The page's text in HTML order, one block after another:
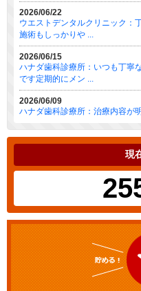
2026/06/22
ウエストデンタルクリニック：
施術もしっかりや ...
2026/06/15
ハナダ歯科診療所：いつも丁寧
です定期的にメン ...
2026/06/09
ハナダ歯科診療所：治療内容が
現